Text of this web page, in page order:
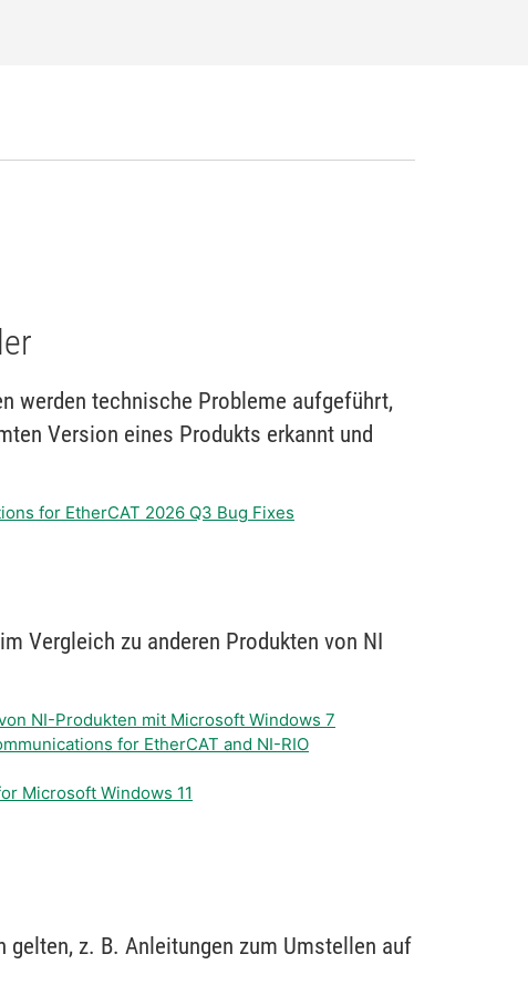
werden technische Probleme aufgeführt,
Version eines Produkts erkannt und
for EtherCAT 2026 Q3 Bug Fixes
Vergleich zu anderen Produkten von NI
NI-Produkten mit Microsoft Windows 7
for EtherCAT and NI-RIO
Microsoft Windows 11
z. B. Anleitungen zum Umstellen auf